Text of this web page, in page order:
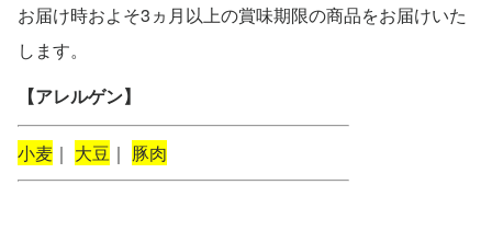
お届け時およそ3ヵ月以上の賞味期限の商品をお届けいた
します。
【アレルゲン】
小麦 ｜ 大豆 ｜ 豚肉